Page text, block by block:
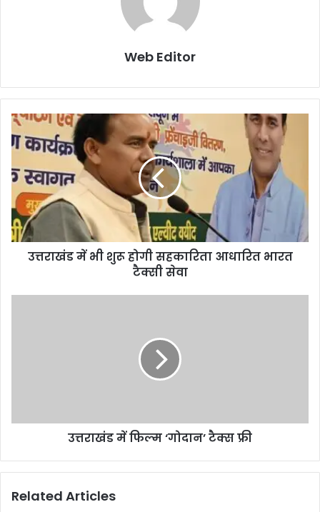
Web Editor
उत्तराखंड में भी शुरू होगी सहकारिता आधारित भारत
टैक्सी सेवा
उत्तराखंड में फिल्म ‘गोदान’ टैक्स फ्री
Related Articles